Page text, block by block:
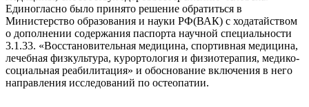
Единогласно было принято решение обратиться в
Министерство образования и науки РФ(ВАК) с ходатайством
о дополнении содержания паспорта научной специальности
3.1.33. «Восстановительная медицина, спортивная медицина,
лечебная физкультура, курортология и физиотерапия, медико-
социальная реабилитация» и обоснование включения в него
направления исследований по остеопатии.